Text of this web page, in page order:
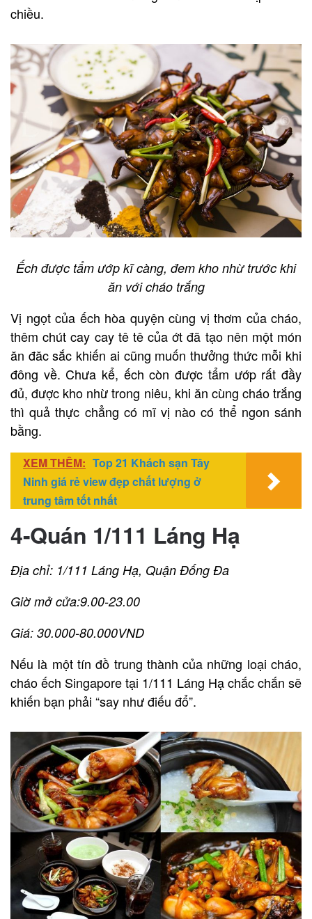
chiều.
Ếch được tẩm ướp kĩ càng, đem kho nhừ trước khi
ăn với cháo trắng
Vị ngọt của ếch hòa quyện cùng vị thơm của cháo,
thêm chút cay cay tê tê của ớt đã tạo nên một món
ăn đăc sắc khiến ai cũng muốn thưởng thức mỗi khi
đông về. Chưa kể, ếch còn được tẩm ướp rất đầy
đủ, được kho nhừ trong niêu, khi ăn cùng cháo trắng
thì quả thực chẳng có mĩ vị nào có thể ngon sánh
bằng.
XEM THÊM: Top 21 Khách sạn Tây
Ninh giá rẻ view đẹp chất lượng ở
trung tâm tốt nhất
4-Quán 1/111 Láng Hạ
Địa chỉ: 1/111 Láng Hạ, Quận Đống Đa
Giờ mở cửa:9.00-23.00
Giá: 30.000-80.000VND
Nếu là một tín đồ trung thành của những loại cháo,
cháo ếch Singapore tại 1/111 Láng Hạ chắc chắn sẽ
khiến bạn phải “say như điếu đổ”.